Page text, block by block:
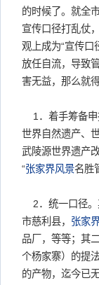
的时候了。就全
宣传口径打乱仗
观上成为“宣传口
放任自流，导致
害无益，那么就
1．着手筹备申
世界自然遗产、
武陵源世界遗产
“张家界风景名胜
2．统一口径。
市慈利县， 张家
品厂，等等；其
个杨家寨）的提
的产物，迄今已